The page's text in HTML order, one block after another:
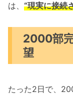
は、 “現実に接続
2000部
望
たった2日で、